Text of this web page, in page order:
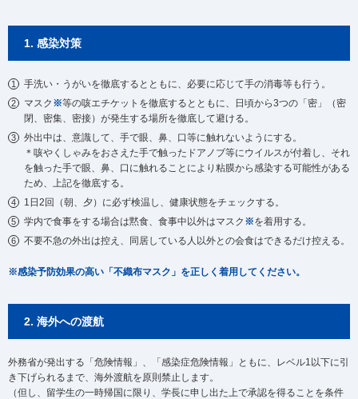
1. 感染対策
手洗い・うがいを徹底するとともに、必要に応じて手の消毒等も行う。
マスク ※等の咳エチケットを徹底するとともに、日頃から3つの「密」（密
閉、密集、密接）が発生する場所を徹底して避ける。
外出中は、意識して、手で眼、鼻、口等に触れないようにする。
＊咳やくしゃみをおさえた手で触ったドアノブ等にウイルスが付着し、それ
を触った手で眼、鼻、口に触れることにより粘膜から感染する可能性がある
ため、上記を徹底する。
1日2回（朝、夕）に必ず検温し、健康状態をチェックする。
学内で食事をする場合は黙食、食事中以外はマスク ※を着用する。
不要不急の外出は控え、同居している人以外との会食はできるだけ控える。
※感染予防効果の高い「不織布マスク」を正しく着用してください。
2. 海外への渡航
外務省が発出する「危険情報」、「感染症危険情報」ともに、レベル1以下に引
き下げられるまで、海外渡航を原則禁止します。
（但し、留学生の一時帰国に限り、学長に申し出た上で承認を得ることを条件